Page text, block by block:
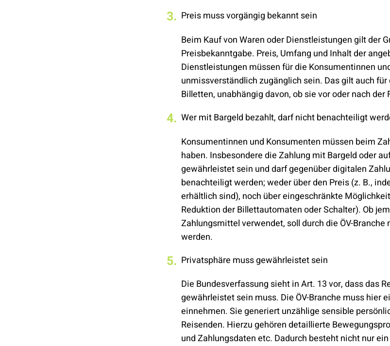
Preis muss vorgängig bekannt sein
Beim Kauf von Waren oder Dienstleistungen gilt der
Preisbekanntgabe. Preis, Umfang und Inhalt der
Dienstleistungen müssen für die Konsumentinnen
unmissverständlich zugänglich sein. Das gilt auch für
Billetten, unabhängig davon, ob sie vor oder nach der
Wer mit Bargeld bezahlt, darf nicht benachteiligt
Konsumentinnen und Konsumenten müssen beim
haben. Insbesondere die Zahlung mit Bargeld oder
gewährleistet sein und darf gegenüber digitalen
benachteiligt werden; weder über den Preis (z. B.,
erhältlich sind), noch über eingeschränkte
Reduktion der Billettautomaten oder Schalter). Ob
Zahlungsmittel verwendet, soll durch die ÖV-
werden.
Privatsphäre muss gewährleistet sein
Die Bundesverfassung sieht in Art. 13 vor, dass das
gewährleistet sein muss. Die ÖV-Branche muss hier
einnehmen. Sie generiert unzählige sensible
Reisenden. Hierzu gehören detaillierte
und Zahlungsdaten etc. Dadurch besteht nicht nur